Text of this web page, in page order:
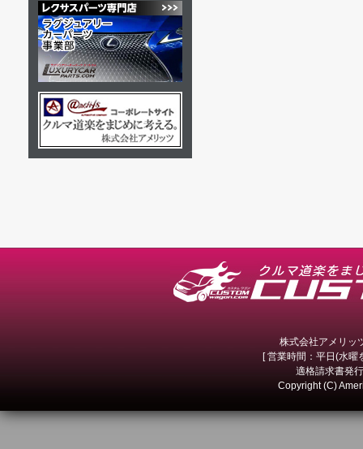
株式会社アメリ
[ 営業時間：平日(水
適格請求書発
Copyright (C)